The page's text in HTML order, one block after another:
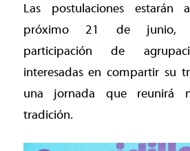
Las postulaciones estarán
próximo 21 de junio,
participación de
interesadas en compartir su
una jornada que reunirá
tradición.